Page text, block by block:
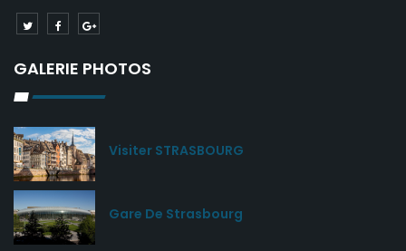
GALERIE PHOTOS
Visiter STRASBOURG
Gare De Strasbourg